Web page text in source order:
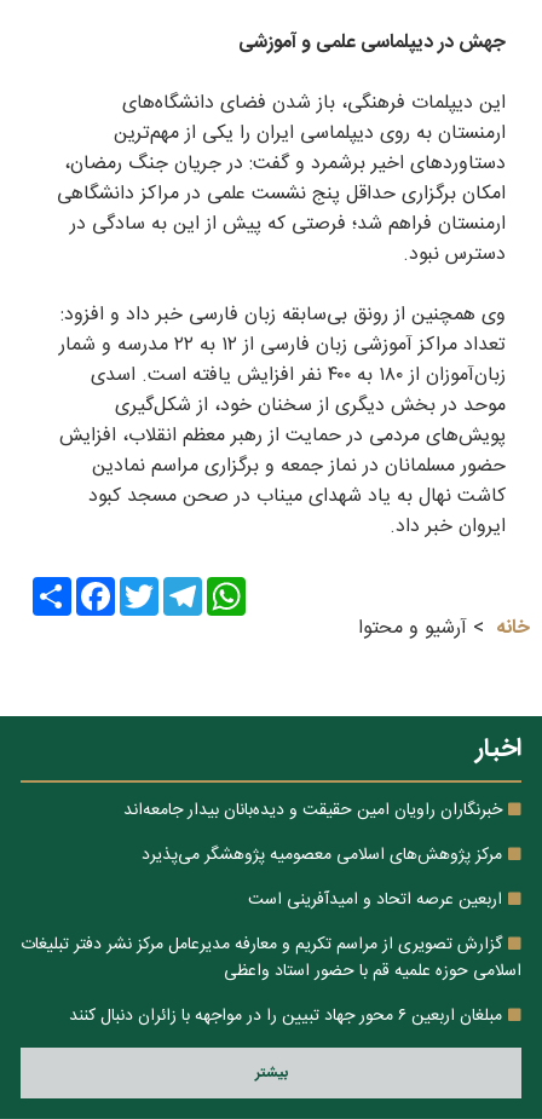
جهش در دیپلماسی علمی و آموزشی
این دیپلمات فرهنگی، باز شدن فضای دانشگاه‌های
ارمنستان به روی دیپلماسی ایران را یکی از مهم‌ترین
دستاوردهای اخیر برشمرد و گفت: در جریان جنگ رمضان،
امکان برگزاری حداقل پنج نشست علمی در مراکز دانشگاهی
ارمنستان فراهم شد؛ فرصتی که پیش از این به سادگی در
دسترس نبود.
وی همچنین از رونق بی‌سابقه زبان فارسی خبر داد و افزود:
تعداد مراکز آموزشی زبان فارسی از ۱۲ به ۲۲ مدرسه و شمار
زبان‌آموزان از ۱۸۰ به ۴۰۰ نفر افزایش یافته است. اسدی
موحد در بخش دیگری از سخنان خود، از شکل‌گیری
پویش‌های مردمی در حمایت از رهبر معظم انقلاب، افزایش
حضور مسلمانان در نماز جمعه و برگزاری مراسم نمادین
کاشت نهال به یاد شهدای میناب در صحن مسجد کبود
ایروان خبر داد.
Share
FacebookTwitter
Telegram
WhatsApp
خانه
آرشیو و محتوا
اخبار
خبرنگاران راویان امین حقیقت و دیده‌بانان بیدار جامعه‌اند
مرکز پژوهش‌های اسلامی معصومیه پژوهشگر می‌پذیرد
اربعین عرصه اتحاد و امیدآفرینی است
گزارش تصویری از مراسم تکریم و معارفه مدیرعامل مرکز نشر دفتر تبلیغات
اسلامی حوزه علمیه قم با حضور استاد واعظی
مبلغان اربعین ۶ محور جهاد تبیین را در مواجهه با زائران دنبال کنند
بيشتر